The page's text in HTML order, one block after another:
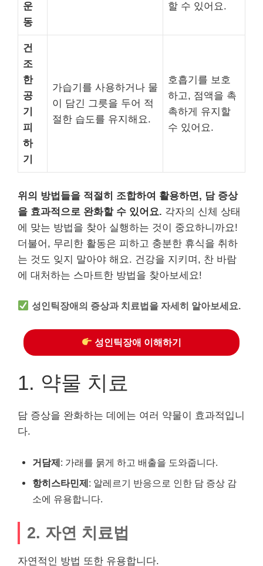
운
동
할 수 있어요.
건
조
한
공
기
피
하
기
가습기를 사용하거나 물
이 담긴 그릇을 두어 적
절한 습도를 유지해요.
호흡기를 보호
하고, 점액을 촉
촉하게 유지할
수 있어요.
위의 방법들을 적절히 조합하여 활용하면, 담 증상
을 효과적으로 완화할 수 있어요. 각자의 신체 상태
에 맞는 방법을 찾아 실행하는 것이 중요하니까요!
더불어, 무리한 활동은 피하고 충분한 휴식을 취하
는 것도 잊지 말아야 해요. 건강을 지키며, 찬 바람
에 대처하는 스마트한 방법을 찾아보세요!
성인틱장애의 증상과 치료법을 자세히 알아보세요.
성인틱장애 이해하기
1. 약물 치료
담 증상을 완화하는 데에는 여러 약물이 효과적입니
다.
거담제: 가래를 묽게 하고 배출을 도와줍니다.
항히스타민제: 알레르기 반응으로 인한 담 증상 감
소에 유용합니다.
2. 자연 치료법
자연적인 방법 또한 유용합니다.